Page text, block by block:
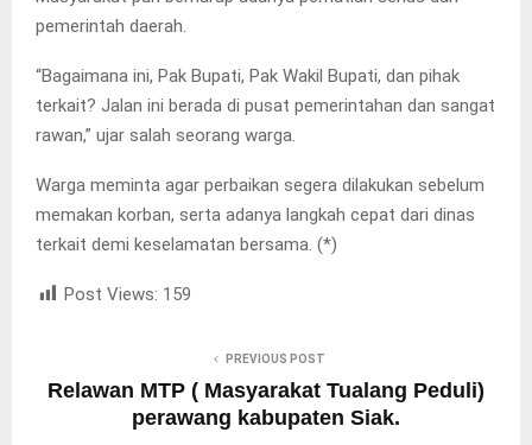
pemerintah daerah.
“Bagaimana ini, Pak Bupati, Pak Wakil Bupati, dan pihak
terkait? Jalan ini berada di pusat pemerintahan dan sangat
rawan,” ujar salah seorang warga.
Warga meminta agar perbaikan segera dilakukan sebelum
memakan korban, serta adanya langkah cepat dari dinas
terkait demi keselamatan bersama. (*)
Post Views: 159
PREVIOUS POST
Relawan MTP ( Masyarakat Tualang Peduli)
perawang kabupaten Siak.